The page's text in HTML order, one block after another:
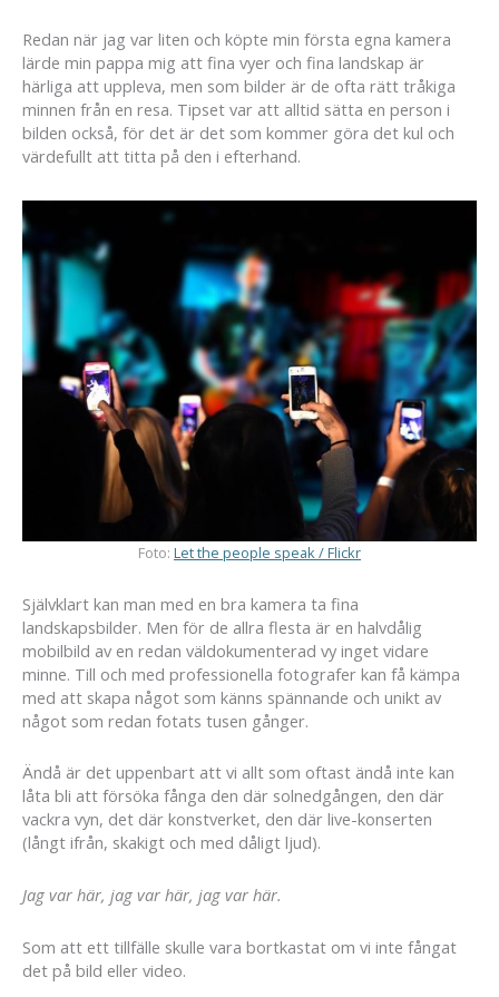
Redan när jag var liten och köpte min första egna kamera
lärde min pappa mig att fina vyer och fina landskap är
härliga att uppleva, men som bilder är de ofta rätt tråkiga
minnen från en resa. Tipset var att alltid sätta en person i
bilden också, för det är det som kommer göra det kul och
värdefullt att titta på den i efterhand.
Foto: Let the people speak / Flickr
Självklart kan man med en bra kamera ta fina
landskapsbilder. Men för de allra flesta är en halvdålig
mobilbild av en redan väldokumenterad vy inget vidare
minne. Till och med professionella fotografer kan få kämpa
med att skapa något som känns spännande och unikt av
något som redan fotats tusen gånger.
Ändå är det uppenbart att vi allt som oftast ändå inte kan
låta bli att försöka fånga den där solnedgången, den där
vackra vyn, det där konstverket, den där live-konserten
(långt ifrån, skakigt och med dåligt ljud).
Jag var här, jag var här, jag var här.
Som att ett tillfälle skulle vara bortkastat om vi inte fångat
det på bild eller video.